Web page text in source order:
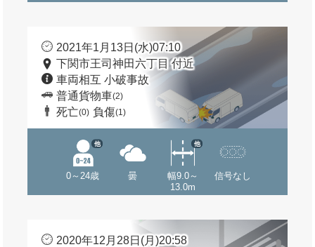
2021年1月13日(水)07:10
下関市王司神田六丁目 付近
車両相互 小破事故
普通貨物車(2)
死亡(0) 負傷(1)
0～24歳
他
曇
幅9.0～
13.0m
他
信号なし
2020年12月28日(月)20:58